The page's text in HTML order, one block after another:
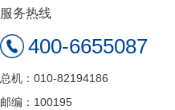
服务热线
400-6655087
总机：010-82194186
邮编：100195